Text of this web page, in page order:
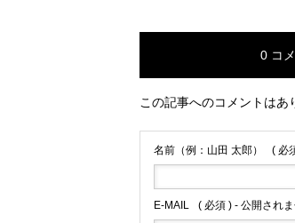
0 コ
この記事へのコメントはあ
名前（例：山田 太郎） ( 必
E-MAIL ( 必須 ) - 公開され